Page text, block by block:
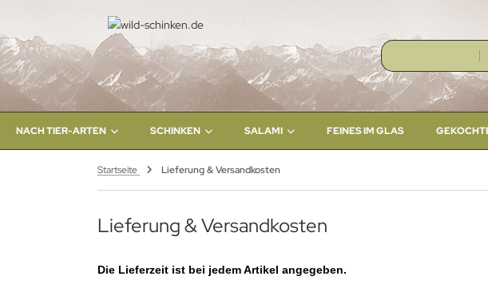
NACH TIER-ARTEN SCHINKEN SALAMI FEINES IM GLAS
Startseite Lieferung & Versandkosten
Lieferung & Versandkosten
Die Lieferzeit ist bei jedem Artikel angegeben.
ALLES ANZEIGEN AUS NACH TIER-ARTEN
ALLES ANZEIGEN AUS SCHINKEN
am Stück
ALLES ANZEIGEN AUS SALAMI
am Stück
ALLES ANZEIGEN AUS KÄSE - HONIG - SCHNAPS
Bergkäse